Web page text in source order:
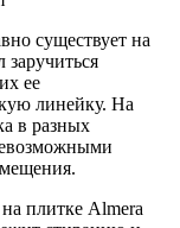
существует на
ее
линейку. На
в разных
плитке Almera